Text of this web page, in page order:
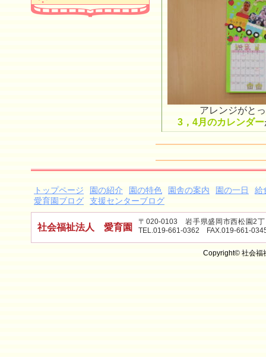
アレンジがと
3，4月のカレンダー
トップページ 園の紹介 園の特色 園舎の案内 園の一日
給
愛育園ブログ
支援センターブログ
社会福祉法人 愛育園
〒020-0103 岩手県盛岡市西松園
TEL.019-661-0362 FAX.019-661-
Copyright© 社会福